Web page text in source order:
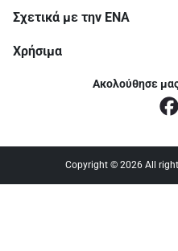
Σχετικά με την ΕΝΑ
Χρήσιμα
Ακολούθησε
Copyright © 2026 All